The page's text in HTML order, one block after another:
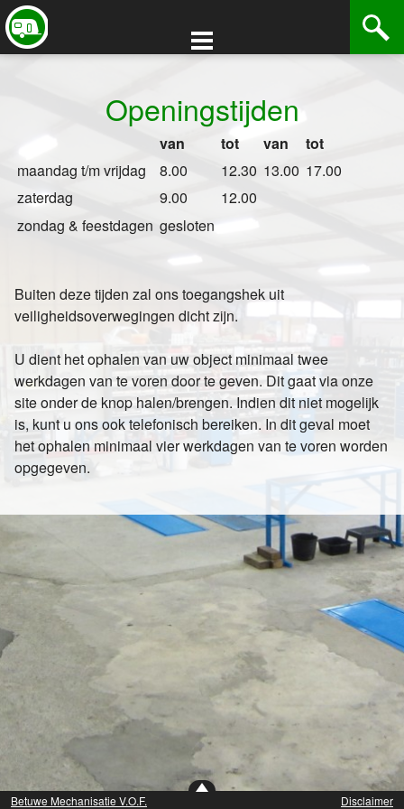
Halen / Brengen
OpeningstijdenOpeningstijden
van tot van
tot
maandag t/m vrijdag
8.00 12.30 13.00 17.00
zaterdag
9.00
12.00
zondag & feestdagen gesloten
Buiten deze tijden zal ons toegangshek uit
veiligheidsoverwegingen dicht zijn.
U dient het ophalen van uw object minimaal twee
werkdagen van te voren door te geven. Dit gaat via onze
site onder de knop halen/brengen. Indien dit niet mogelijk
is, kunt u ons ook telefonisch bereiken. In dit geval moet
het ophalen minimaal vier werkdagen van te voren worden
opgegeven.
Betuwe Mechanisatie V.O.F. Disclaimer